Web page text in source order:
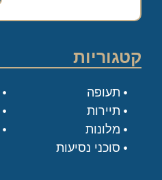
קטגוריות
תעופה
תיירות
מלונות
סוכני נסיעות